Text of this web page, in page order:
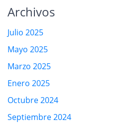
Archivos
Julio 2025
Mayo 2025
Marzo 2025
Enero 2025
Octubre 2024
Septiembre 2024